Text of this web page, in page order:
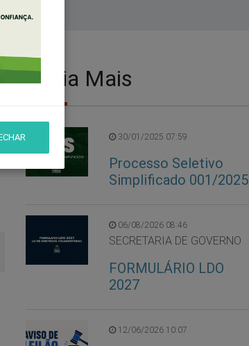
Leia Mais
30/01/2025 07:59
Processo Seletivo
Simplificado 001/2025
06/08/2026 08:46
SECRETARIA DE GOVERNO
FORMULÁRIO LDO
2027
12/06/2026 10:07